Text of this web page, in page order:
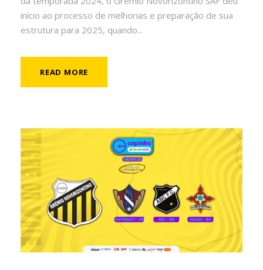
início ao processo de melhorias e preparação de sua
estrutura para 2025, quando...
READ MORE